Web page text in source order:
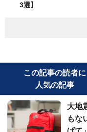
3選】
この記事の読者に
人気の記事
大地
もな